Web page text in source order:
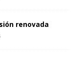
renovada